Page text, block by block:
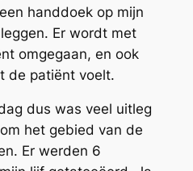
handdoek op mijn
Er wordt met
omgegaan, en ook
de patiënt voelt.
dus was veel uitleg
het gebied van de
Er werden 6